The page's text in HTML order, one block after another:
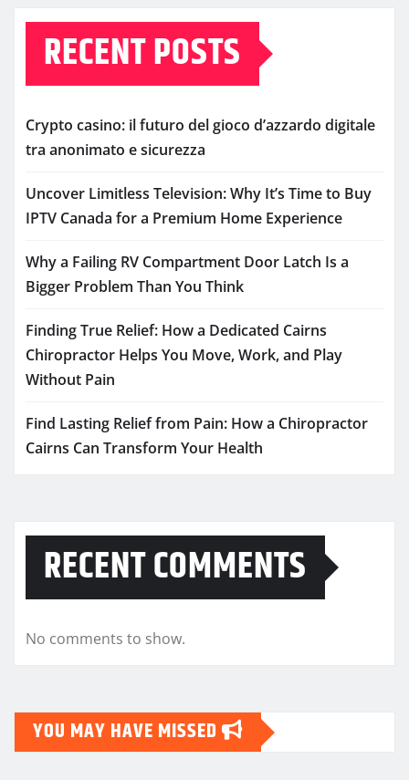
RECENT POSTS
Crypto casino: il futuro del gioco d’azzardo digitale
tra anonimato e sicurezza
Uncover Limitless Television: Why It’s Time to Buy
IPTV Canada for a Premium Home Experience
Why a Failing RV Compartment Door Latch Is a
Bigger Problem Than You Think
Finding True Relief: How a Dedicated Cairns
Chiropractor Helps You Move, Work, and Play
Without Pain
Find Lasting Relief from Pain: How a Chiropractor
Cairns Can Transform Your Health
RECENT COMMENTS
No comments to show.
YOU MAY HAVE MISSED